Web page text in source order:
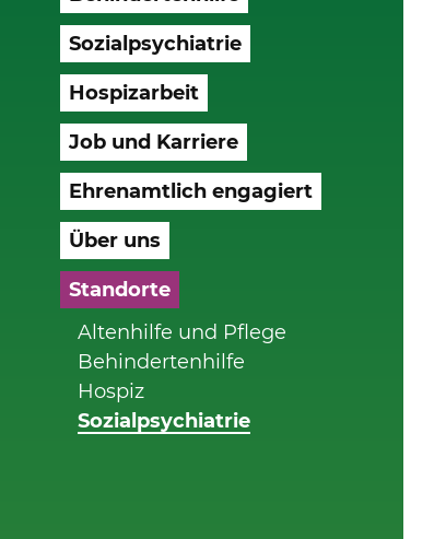
Sozialpsychiatrie
Hospizarbeit
Job und Karriere
Ehrenamtlich engagiert
Über uns
Standorte
Altenhilfe und Pflege
Behindertenhilfe
Hospiz
Sozialpsychiatrie